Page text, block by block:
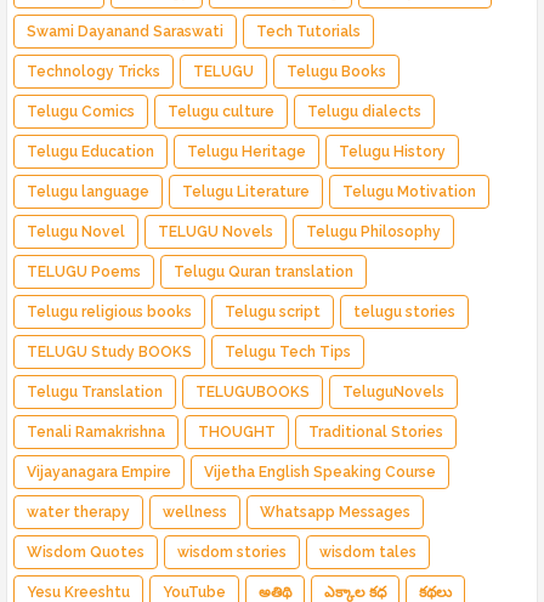
Swami Dayanand Saraswati Tech Tutorials
Technology Tricks TELUGU Telugu Books
Telugu Comics Telugu culture Telugu dialects
Telugu Education Telugu Heritage Telugu History
Telugu language Telugu Literature Telugu Motivation
Telugu Novel TELUGU Novels Telugu Philosophy
TELUGU Poems Telugu Quran translation
Telugu religious books Telugu script telugu stories
TELUGU Study BOOKS Telugu Tech Tips
Telugu Translation TELUGUBOOKS TeluguNovels
Tenali Ramakrishna THOUGHT Traditional Stories
Vijayanagara Empire Vijetha English Speaking Course
water therapy wellness Whatsapp Messages
Wisdom Quotes wisdom stories wisdom tales
Yesu Kreeshtu YouTube అతిథి ఎక్కాల కధ కథలు